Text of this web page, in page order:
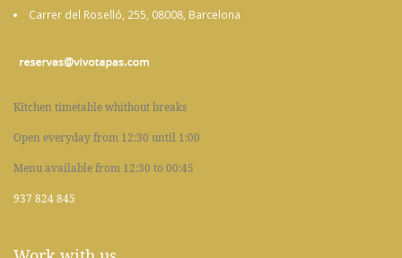
Carrer del Roselló, 255, 08008, Barcelona
Kitchen timetable whithout breaks
Open everyday from 12:30 until 1:00
Menu available from 12:30 to 00:45
937 824 845